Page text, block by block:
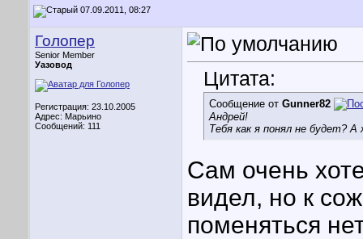
07.09.2011, 08:27
Голопер
Senior Member
Уазовод
Регистрация: 23.10.2005
Адрес: Марьино
Сообщений: 111
Цитата:
Сообщение от Gunner82
Андрей!
Тебя как я понял не будет?
Сам очень
видел, но к
поменяться